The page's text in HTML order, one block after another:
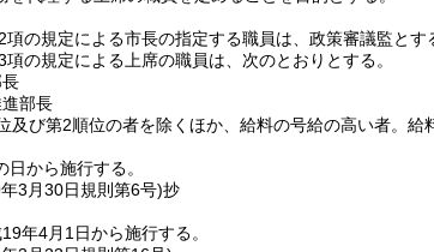
の規定による市長の指定する職員は、政策審議監とす
の規定による上席の職員は、次のとおりとする。
部長
び第2順位の者を除くほか、給料の号給の高い者。給
から施行する。
3月30日規則第6号)抄
年4月1日から施行する。